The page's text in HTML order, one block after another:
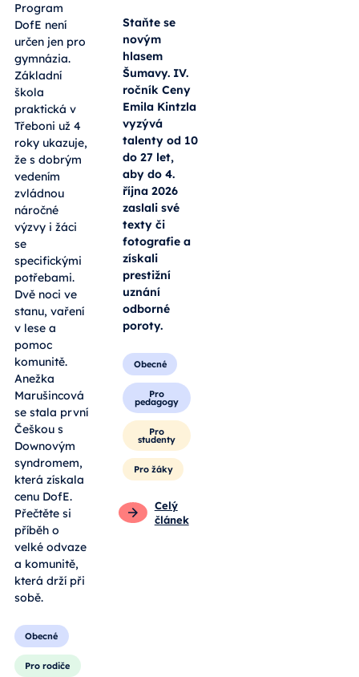
Program
DofE není
určen jen pro
gymnázia.
Základní
škola
praktická v
Třeboni už 4
roky ukazuje,
že s dobrým
vedením
zvládnou
náročné
výzvy i žáci
se
specifickými
potřebami.
Dvě noci ve
stanu, vaření
v lese a
pomoc
komunitě.
Anežka
Marušincová
se stala první
Češkou s
Downovým
syndromem,
která získala
cenu DofE.
Přečtěte si
příběh o
velké odvaze
a komunitě,
která drží při
sobě.
Obecné
Pro rodiče
Staňte se
novým
hlasem
Šumavy. IV.
ročník Ceny
Emila Kintzla
vyzývá
talenty od 10
do 27 let,
aby do 4.
října 2026
zaslali své
texty či
fotografie a
získali
prestižní
uznání
odborné
poroty.
Obecné
Pro
pedagogy
Pro
studenty
Pro žáky
Celý
článek